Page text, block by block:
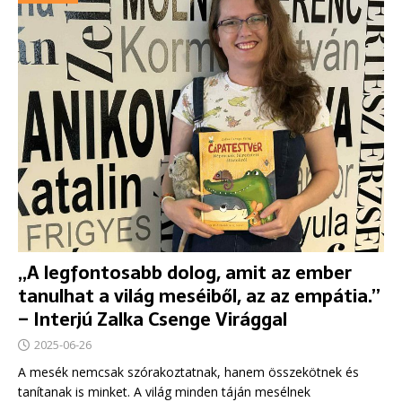
„A legfontosabb dolog, amit az ember
tanulhat a világ meséiből, az az empátia.”
– Interjú Zalka Csenge Virággal
2025-06-26
A mesék nemcsak szórakoztatnak, hanem összekötnek és
tanítanak is minket. A világ minden táján mesélnek